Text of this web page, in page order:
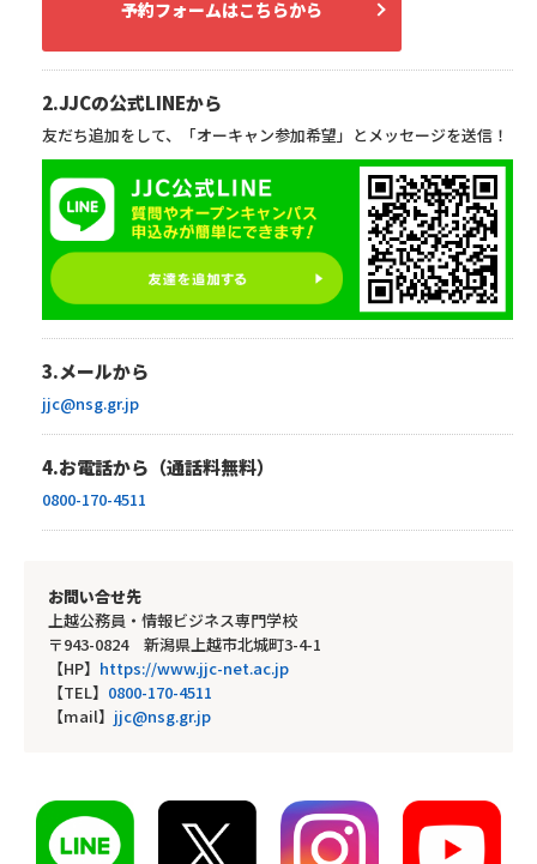
予約フォームはこちらから
2.JJCの公式LINEから
友だち追加をして、「オーキャン参加希望」とメッセージを送信！
3.メールから
jjc@nsg.gr.jp
4.お電話から（通話料無料）
0800-170-4511
お問い合せ先
上越公務員・情報ビジネス専門学校
〒943-0824 新潟県上越市北城町3-4-1
【HP】 https://www.jjc-net.ac.jp
【TEL】 0800-170-4511
【mail】 jjc@nsg.gr.jp